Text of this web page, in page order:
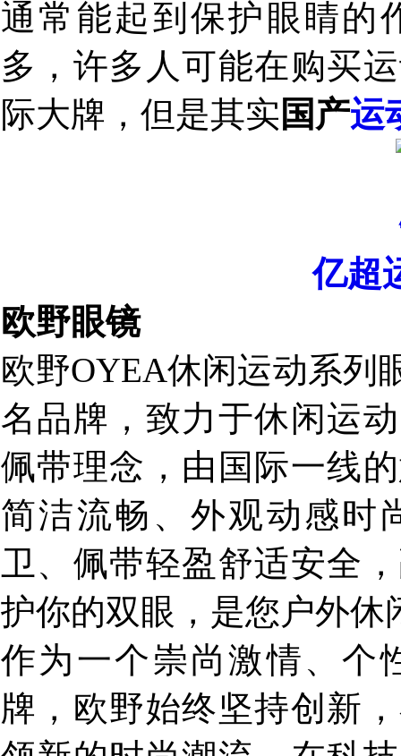
通常能起到保护眼睛的
多，许多人可能在购买
际大牌，但是其实 国产运
亿超
欧野眼镜
欧野OYEA休闲运动系列
名品牌，致力于休闲运
佩带理念，由国际一线
简洁流畅、外观动感时
卫、佩带轻盈舒适安全
护你的双眼，是您户外
作为一个崇尚激情、个
牌，欧野始终坚持创新